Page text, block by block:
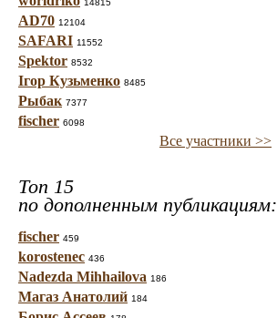
14815
AD70 12104
SAFARI 11552
Spektor 8532
Ігор Кузьменко 8485
Рыбак 7377
fischer 6098
Все участники >>
Топ 15
по дополненным публикациям:
fischer 459
korostenec 436
Nadezda Mihhailova 186
Магаз Анатолий 184